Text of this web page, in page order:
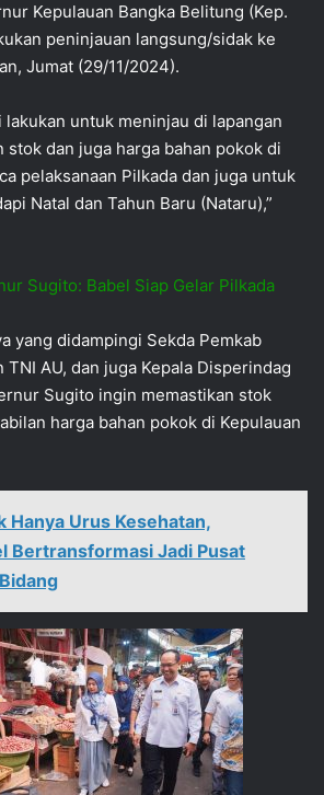
Kepulauan Bangka Belitung (Kep.
peninjauan langsung/sidak ke
Jumat (29/11/2024).
lakukan untuk meninjau di lapangan
dan juga harga bahan pokok di
pelaksanaan Pilkada dan juga untuk
Natal dan Tahun Baru (Nataru),”
Sugito: Babel Siap Gelar Pilkada
yang didampingi Sekda Pemkab
TNI AU, dan juga Kepala Disperindag
Sugito ingin memastikan stok
harga bahan pokok di Kepulauan
Hanya Urus Kesehatan,
Bertransformasi Jadi Pusat